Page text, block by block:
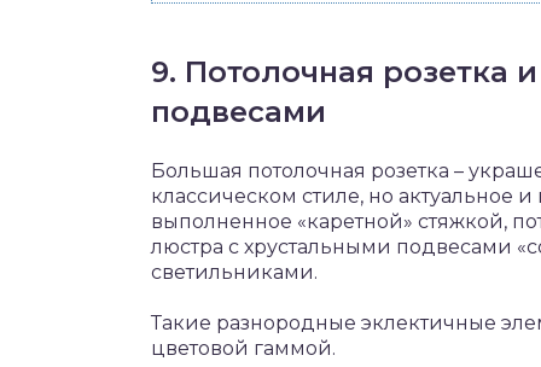
9. Потолочная розетка
подвесами
Большая потолочная розетка –
классическом стиле, но актуальное
выполненное «каретной» стяжкой,
люстра с хрустальными подвесами
светильниками.
Такие разнородные эклектичные
цветовой гаммой.